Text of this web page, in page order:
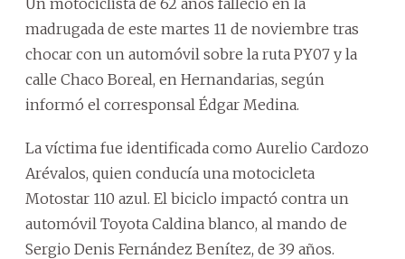
madrugada de este martes 11 de noviembre tras
chocar con un automóvil sobre la ruta PY07 y la
calle Chaco Boreal, en Hernandarias, según
informó el corresponsal Édgar Medina.
La víctima fue identificada como Aurelio Cardozo
Arévalos, quien conducía una motocicleta
Motostar 110 azul. El biciclo impactó contra un
automóvil Toyota Caldina blanco, al mando de
Sergio Denis Fernández Benítez, de 39 años.